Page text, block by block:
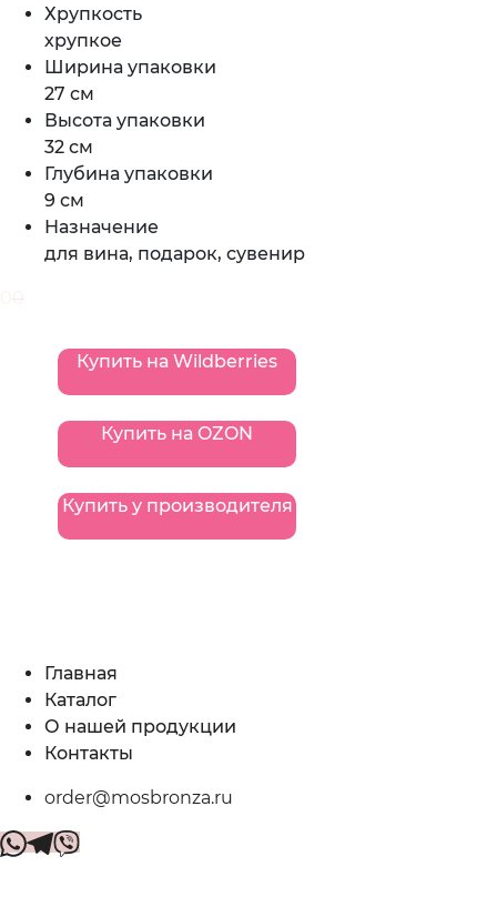
Хрупкость
хрупкое
Ширина упаковки
27 см
Высота упаковки
32 см
Глубина упаковки
9 см
Назначение
для вина, подарок, сувенир
0
Купить у производителя
Купить на Wildberries
Купить на OZON
Главная
Каталог
О нашей продукции
Контакты
order@mosbronza.ru